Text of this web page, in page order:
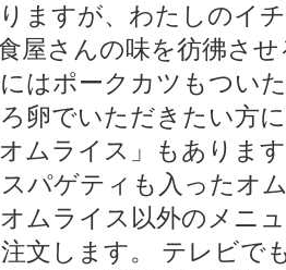
ますが、わたしのイ
屋さんの味を彷彿さ
はポークカツもつい
卵でいただきたい方
ムライス」もありま
パゲティも入ったオ
ムライス以外のメニ
文します。 テレビで